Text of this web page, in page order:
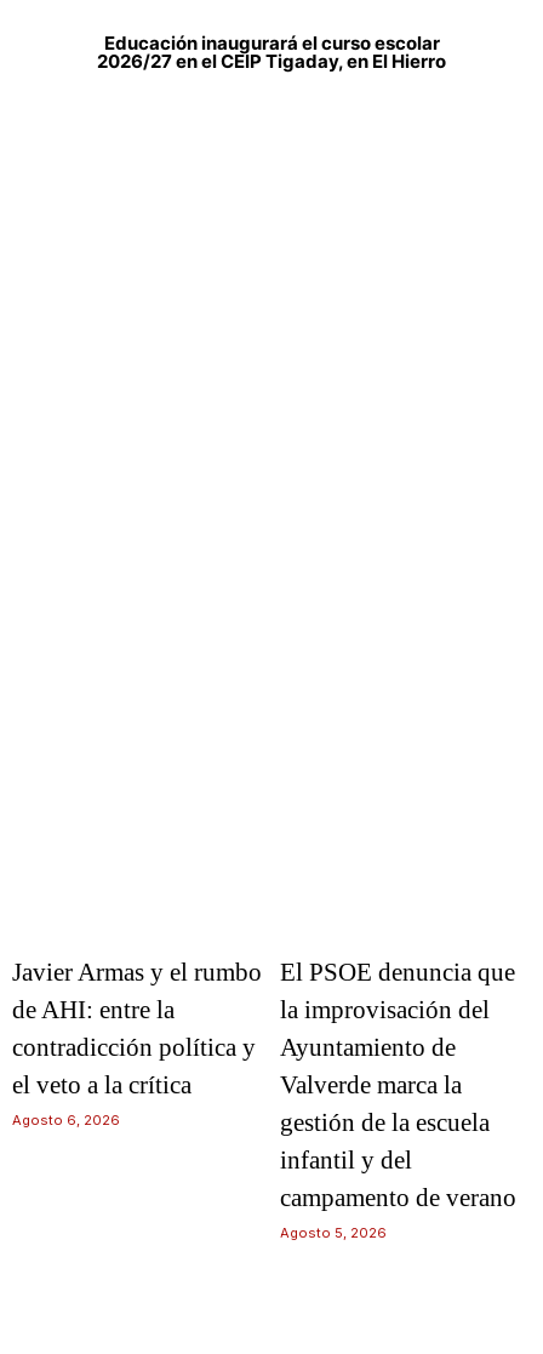
Educación inaugurará el curso escolar
2026/27 en el CEIP Tigaday, en El Hierro
Javier Armas y el rumbo
de AHI: entre la
contradicción política y
el veto a la crítica
Agosto 6, 2026
El PSOE denuncia que
la improvisación del
Ayuntamiento de
Valverde marca la
gestión de la escuela
infantil y del
campamento de verano
Agosto 5, 2026